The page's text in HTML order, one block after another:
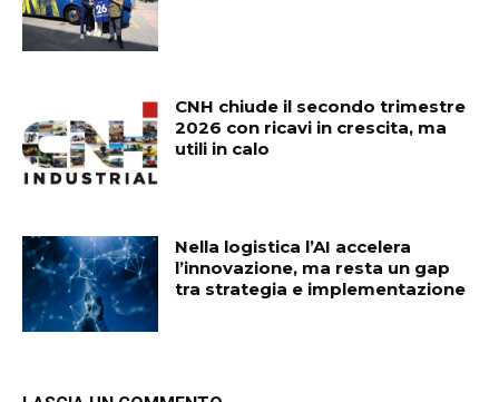
CNH chiude il secondo trimestre
2026 con ricavi in crescita, ma
utili in calo
Nella logistica l’AI accelera
l’innovazione, ma resta un gap
tra strategia e implementazione